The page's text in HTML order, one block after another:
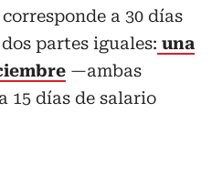
a 30 días
partes iguales: una
—ambas
15 días de salario